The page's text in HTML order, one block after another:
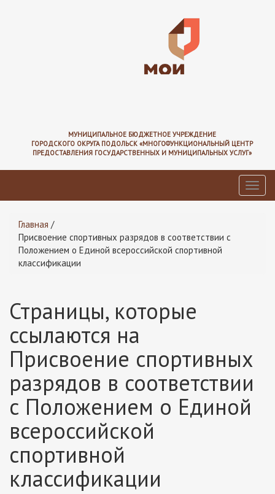
МУНИЦИПАЛЬНОЕ БЮДЖЕТНОЕ УЧРЕЖДЕНИЕ
ГОРОДСКОГО ОКРУГА ПОДОЛЬСК «МНОГОФУНКЦИОНАЛЬНЫЙ ЦЕНТР
ПРЕДОСТАВЛЕНИЯ ГОСУДАРСТВЕННЫХ И МУНИЦИПАЛЬНЫХ УСЛУГ»
Вы
здесь
Главная /
Присвоение спортивных разрядов в соответствии с
Положением о Единой всероссийской спортивной
классификации
Страницы, которые
ссылаются на
Присвоение спортивных
разрядов в соответствии
с Положением о Единой
всероссийской
спортивной
классификации